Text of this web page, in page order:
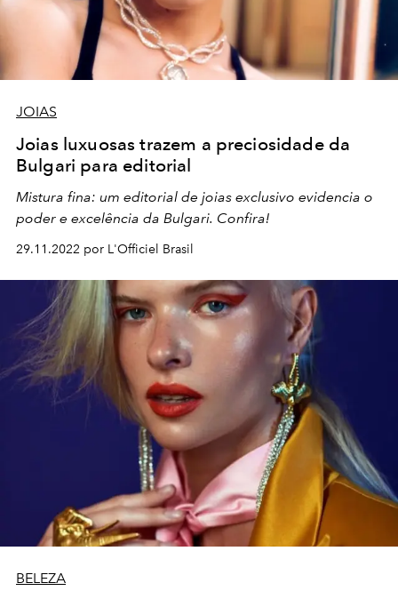
JOIAS
Joias luxuosas trazem a preciosidade da
Bulgari para editorial
Mistura fina: um editorial de joias exclusivo evidencia o
poder e excelência da Bulgari. Confira!
29.11.2022 por L'Officiel Brasil
BELEZA